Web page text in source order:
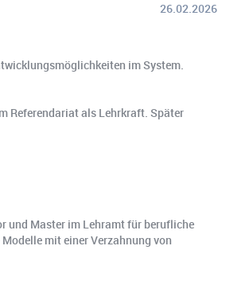
26.02.2026
im System.
Referendariat als Lehrkraft. Später
und Master im Lehramt für berufliche
mit einer Verzahnung von